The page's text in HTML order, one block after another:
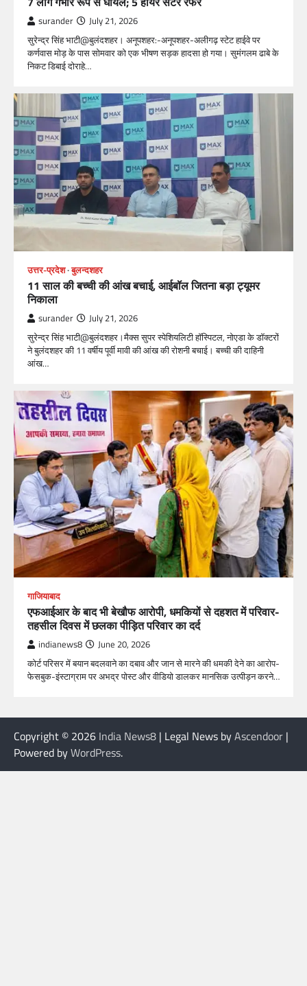
surander July 21, 2026
सुरेन्द्र सिंह भाटी@बुलंदशहर। अनूपशहर:-अनूपशहर-अलीगढ़ स्टेट हाईवे पर
कर्णवास मोड़ के पास सोमवार को एक भीषण सड़क हादसा हो गया। सुमंगलम ढाबे के
निकट डिबाई दोराहे…
उत्तर-प्रदेश बुलन्दशहर
11 साल की बच्ची की आंख बचाई, आईबॉल जितना बड़ा ट्यूमर
निकाला
surander July 21, 2026
सुरेन्द्र सिंह भाटी@बुलंदशहर।मैक्स सुपर स्पेशियलिटी हॉस्पिटल, नोएडा के डॉक्टरों
ने बुलंदशहर की 11 वर्षीय पूर्वी मावी की आंख की रोशनी बचाई। बच्ची की दाहिनी
आंख…
गाजियाबाद
एफआईआर के बाद भी बेखौफ आरोपी, धमकियों से दहशत में परिवार-
तहसील दिवस में छलका पीड़ित परिवार का दर्द
indianews8 June 20, 2026
कोर्ट परिसर में बयान बदलवाने का दबाव और जान से मारने की धमकी देने का आरोप-
फेसबुक-इंस्टाग्राम पर अभद्र पोस्ट और वीडियो डालकर मानसिक उत्पीड़न करने…
Copyright © 2026 India News8 | Legal News byAscendoor |
Powered byWordPress.